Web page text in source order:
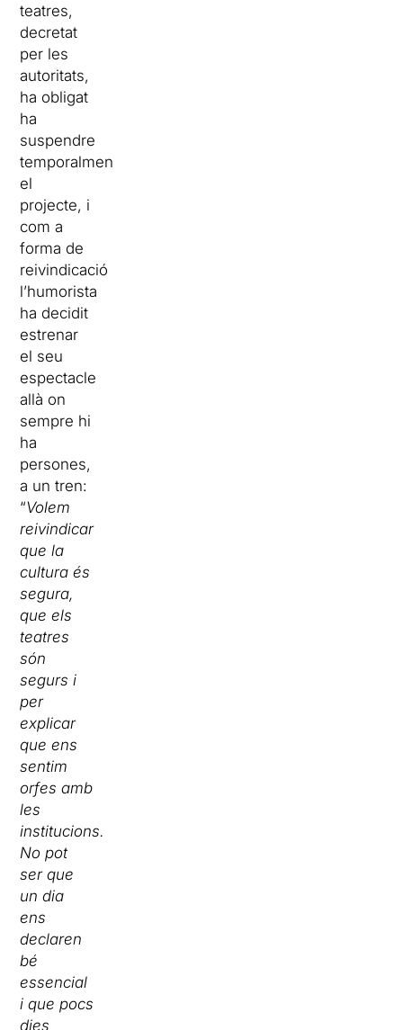
teatres,
decretat
per les
autoritats,
ha obligat
ha
suspendre
temporalment
el
projecte, i
com a
forma de
reivindicació
l’humorista
ha decidit
estrenar
el seu
espectacle
allà on
sempre hi
ha
persones,
a un tren:
“Volem
reivindicar
que la
cultura és
segura,
que els
teatres
són
segurs i
per
explicar
que ens
sentim
orfes amb
les
institucions.
No pot
ser que
un dia
ens
declaren
bé
essencial
i que pocs
dies